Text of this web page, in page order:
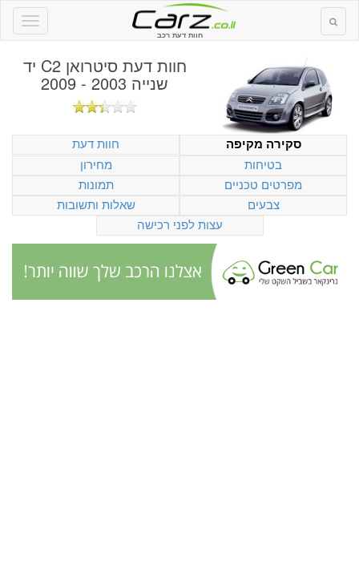
חוות דעת רכב
חוות דעת סיטרואן C2 יד
שנייה 2003 - 2009
סקירה מקיפה
חוות דעת
בטיחות
מחירון
מפרטים טכניים
תמונות
צבעים
שאלות ותשובות
עצות לפני רכישה